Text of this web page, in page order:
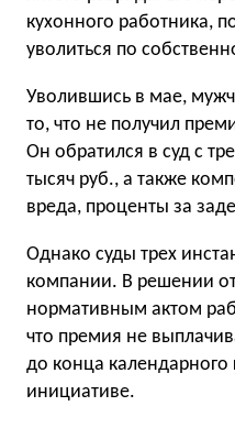
кухонного работника,
уволиться по
Уволившись в мае,
то, что не получил
Он обратился в суд с
тысяч руб., а также
вреда, проценты за
Однако суды трех
компании. В решении
нормативным актом
что премия не
до конца календарного
инициативе.